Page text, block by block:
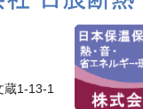
蔵1-13-1